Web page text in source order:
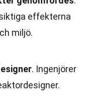
effekterna
miljö.
. Ingenjörer